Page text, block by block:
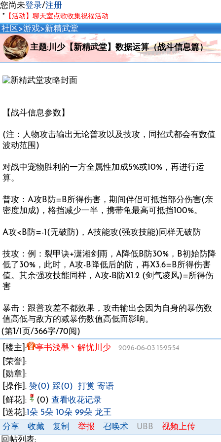
您尚未登录/注册
* 【活动】聊天室点歌收集祝福活动
社区 >游戏>新精武堂
主题:川少【新精武堂】数据运算（战斗信息篇）
【战斗信息参数】
(注：人物攻击输出无论普攻以及技攻，同招式都会有数值
波动范围)
对战中宠物胜利的一方全属性加成5%或10%，再进行运
算。
普攻：A攻B防=B所得伤害，期间伴侣可抵挡部分伤害(亲
密度加成)，格挡减少一半，携带龟最高可抵挡100%。
A攻<B防=-1(无破防)，A技能攻(强攻技能)同样无破防
技攻：例：裂甲诀+潇湘剑雨，A降低B防30%，B初始防降
低了30%，此时，A攻-B降低后的防，再X3.6=B所得伤害
值。其余强攻技能同样，A攻-B防X1.2 (剑气凌风)=所得伤
害
暴击：跟普攻差不都效果，攻击输出会因为自身的暴伤数
值高低与敌方的减暴伤数值高低而影响。
(第1/1页/366字/70阅)
[楼主]:
亭书浅墨丶解忧川少 2026-06-03 15:25:54
[荣誉]:
[勋章]:
[操作]: 赞(0) 踩(0) 打赏 寄语
[鲜花]:
(0) 查看收花记录
[送花]:1朵 5朵 10朵 99朵 龙王
分享
收藏 复制 举报 召唤术 UBB
视频上传
回帖列表: